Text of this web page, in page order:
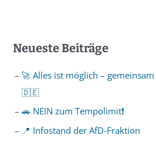
Neueste Beiträge
🚀 Alles ist möglich –
🇩🇪
🚗 NEIN zum Tempolimit❗️
📍 Infostand der AfD-Fraktion